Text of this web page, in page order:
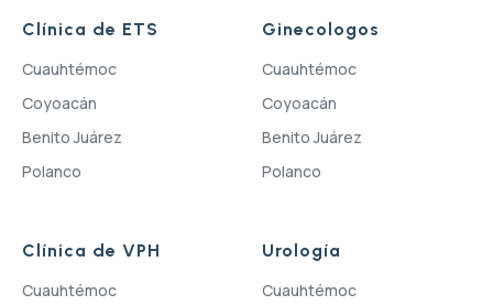
Clínica de ETS
Cuauhtémoc
Coyoacán
Benito Juárez
Polanco
Ginecologos
Cuauhtémoc
Coyoacán
Benito Juárez
Polanco
Clínica de VPH
Cuauhtémoc
Urología
Cuauhtémoc